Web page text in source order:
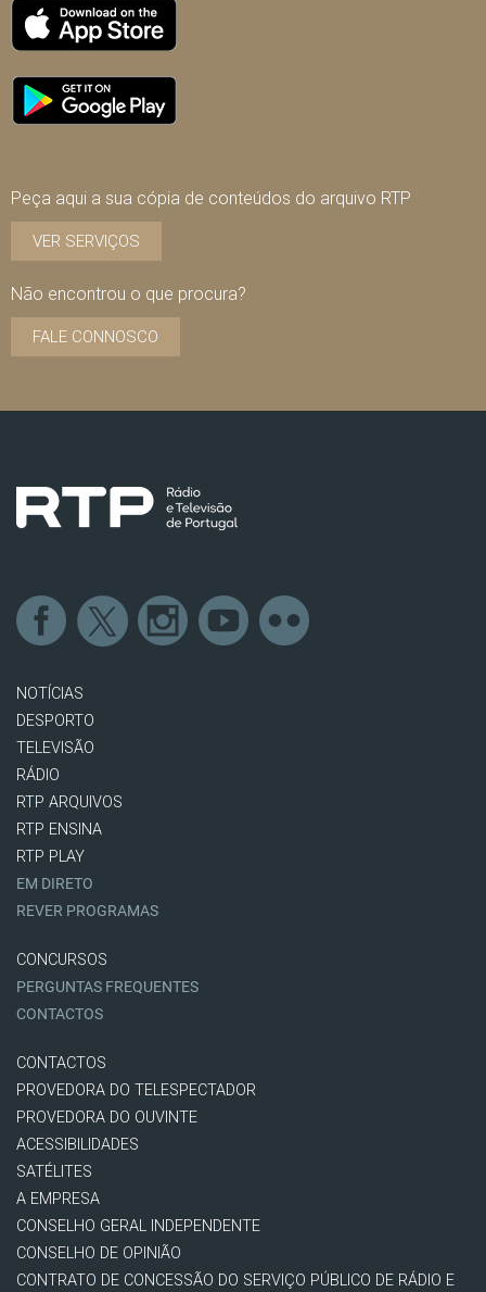
Peça aqui a sua cópia de conteúdos do arquivo RTP
VER SERVIÇOS
Não encontrou o que procura?
FALE CONNOSCO
NOTÍCIAS
DESPORTO
TELEVISÃO
RÁDIO
RTP ARQUIVOS
RTP ENSINA
RTP PLAY
EM DIRETO
REVER PROGRAMAS
CONCURSOS
PERGUNTAS FREQUENTES
CONTACTOS
CONTACTOS
PROVEDORA DO TELESPECTADOR
PROVEDORA DO OUVINTE
ACESSIBILIDADES
SATÉLITES
A EMPRESA
CONSELHO GERAL INDEPENDENTE
CONSELHO DE OPINIÃO
CONTRATO DE CONCESSÃO DO SERVIÇO PÚBLICO DE RÁDIO E